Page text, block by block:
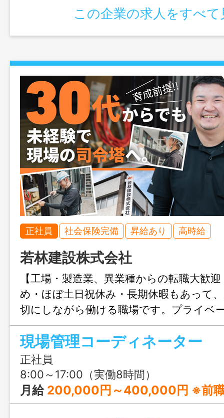
この企業の求人をすべて
正社員 社会保険完備 昇給あり 高時給
若林建設株式会社
【工場・製造業、異業種からの転職大歓
め・ほぼ土日祝休み・長期休暇もあって
切にしながら働ける職場です。プライベ
たい30代社員が多数活躍中！
現場管理コーディネーター
正社員
8:00～17:00（実働8時間）
月給 200,000円～400,000円 ※前職の経験や年齢、能力をしっ